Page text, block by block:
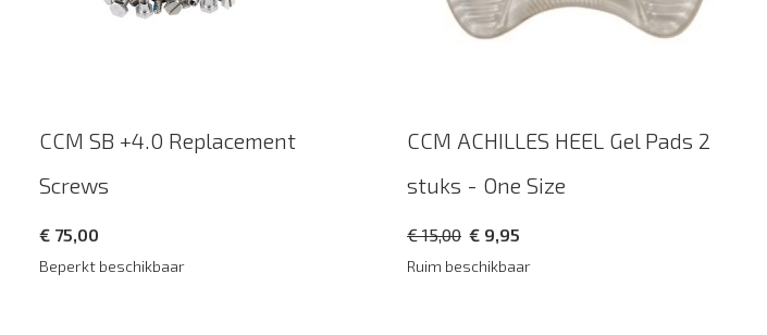
CCM SB +4.0 Replacement
Screws
€ 75,00
Beperkt beschikbaar
CCM ACHILLES HEEL Gel Pads 2
stuks - One Size
€ 15,00 € 9,95
Ruim beschikbaar